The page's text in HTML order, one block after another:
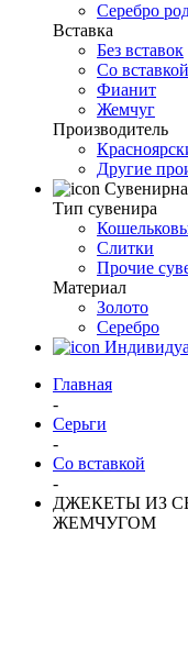
Серебро
Вставка
Без вставок
Со вставкой
Фианит
Жемчуг
Производитель
Другие
Тип сувенира
Слитки
Прочие
Материал
Золото
Серебро
Главная
-
Серьги
-
Со вставкой
-
ДЖЕКЕТЫ ИЗ
ЖЕМЧУГОМ